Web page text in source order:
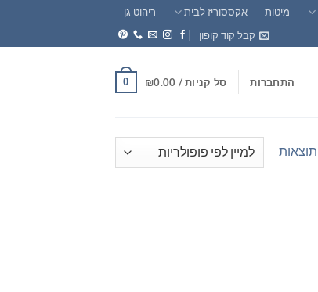
מיטות אקססוריז לבית
ריהוט גן
קבל קוד קופון
התחברות סל קניות / ₪0.00
0
ממוין
לפי